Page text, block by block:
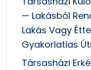
— Lakásból
Lakás Vagy
Gyakorlatias
Társasházi